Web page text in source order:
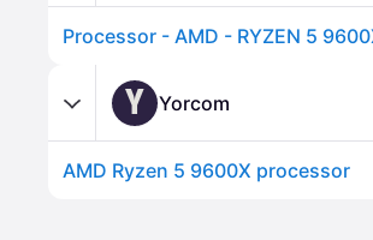
Processor - AMD - RYZEN 5
Y Yorcom
AMD Ryzen 5 9600X processor